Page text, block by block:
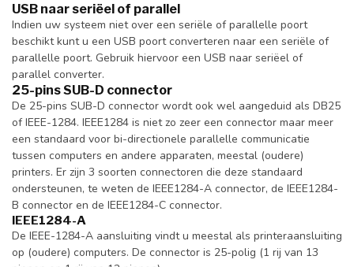
USB naar seriëel of parallel
Indien uw systeem niet over een seriële of parallelle poort
beschikt kunt u een USB poort converteren naar een seriële of
parallelle poort. Gebruik hiervoor een USB naar seriëel of
parallel converter.
25-pins SUB-D connector
De 25-pins SUB-D connector wordt ook wel aangeduid als DB25
of IEEE-1284. IEEE1284 is niet zo zeer een connector maar meer
een standaard voor bi-directionele parallelle communicatie
tussen computers en andere apparaten, meestal (oudere)
printers. Er zijn 3 soorten connectoren die deze standaard
ondersteunen, te weten de IEEE1284-A connector, de IEEE1284-
B connector en de IEEE1284-C connector.
IEEE1284-A
De IEEE-1284-A aansluiting vindt u meestal als printeraansluiting
op (oudere) computers. De connector is 25-polig (1 rij van 13